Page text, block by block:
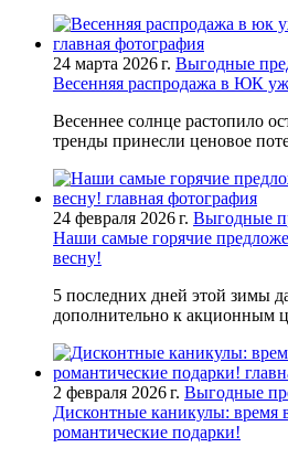
24 марта 2026 г. Выгодные
Весенняя распродажа в ЮК
Весеннее солнце растопило
тренды принесли ценовое
24 февраля 2026 г. Выгодные
Наши самые горячие
весну!
5 последних дней этой зимы
дополнительно к акционным
2 февраля 2026 г. Выгодные
Дисконтные каникулы: время
романтические подарки!